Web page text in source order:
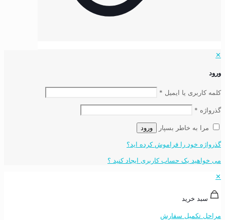
✕
ورود
کلمه کاربری یا ایمیل *
گذرواژه *
مرا به خاطر بسپار ورود
گذرواژه خود را فراموش کرده اید؟
می خواهید یک حساب کاربری ایجاد کنید ؟
✕
سبد خرید
مراحل تکمیل سفارش